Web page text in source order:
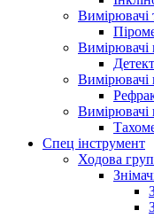
Вимірювачі
Вимірювачі
Вимірювачі
Вимірювачі
Спец інструмент
Ходова